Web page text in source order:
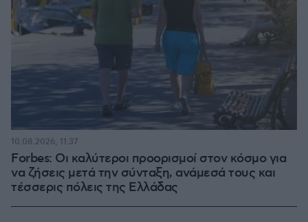
Forbes: Οι καλύτεροι προορισμοί στον κόσμο για
να ζήσεις μετά την σύνταξη, ανάμεσά τους και
τέσσερις πόλεις της Ελλάδας
10.08.2026, 11:37